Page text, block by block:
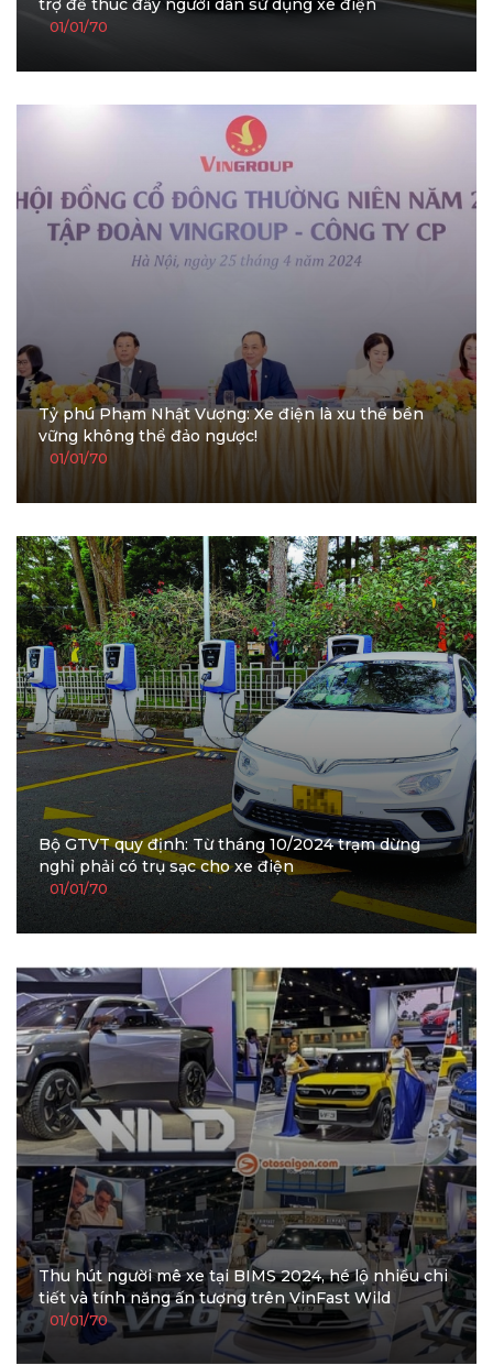
trợ để thúc đẩy người dân sử dụng xe điện
01/01/70
Tỷ phú Phạm Nhật Vượng: Xe điện là xu thế bền
vững không thể đảo ngược!
01/01/70
Bộ GTVT quy định: Từ tháng 10/2024 trạm dừng
nghỉ phải có trụ sạc cho xe điện
01/01/70
Thu hút người mê xe tại BIMS 2024, hé lộ nhiều chi
tiết và tính năng ấn tượng trên VinFast Wild
01/01/70